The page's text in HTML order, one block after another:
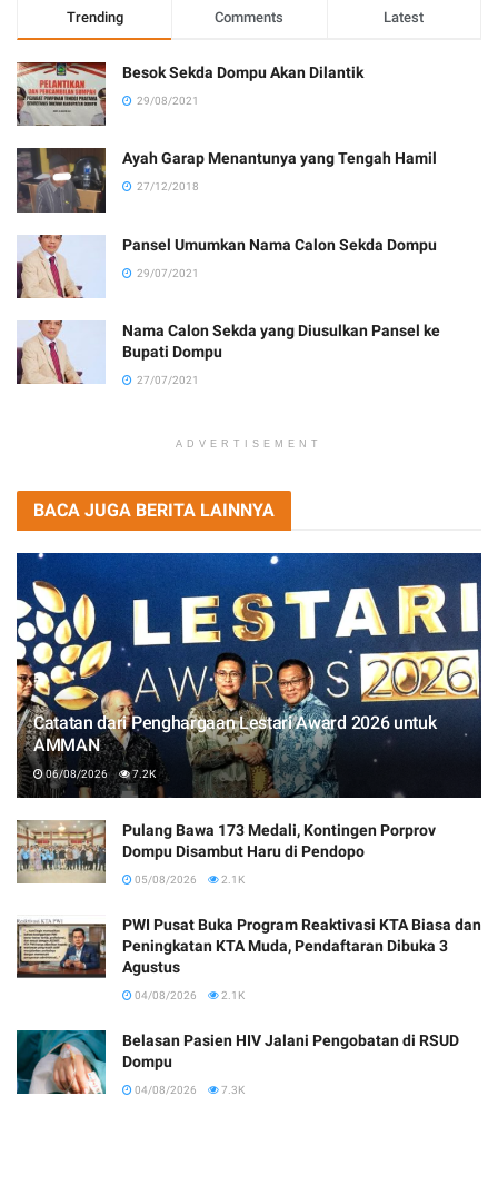
Trending Comments Latest
Besok Sekda Dompu Akan Dilantik
29/08/2021
Ayah Garap Menantunya yang Tengah Hamil
27/12/2018
Pansel Umumkan Nama Calon Sekda Dompu
29/07/2021
Nama Calon Sekda yang Diusulkan Pansel ke
Bupati Dompu
27/07/2021
ADVERTISEMENT
BACA JUGA BERITA LAINNYA
Catatan dari Penghargaan Lestari Award 2026 untuk
AMMAN
06/08/2026 7.2K
Pulang Bawa 173 Medali, Kontingen Porprov
Dompu Disambut Haru di Pendopo
05/08/2026 2.1K
PWI Pusat Buka Program Reaktivasi KTA Biasa dan
Peningkatan KTA Muda, Pendaftaran Dibuka 3
Agustus
04/08/2026 2.1K
Belasan Pasien HIV Jalani Pengobatan di RSUD
Dompu
04/08/2026 7.3K